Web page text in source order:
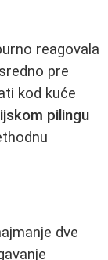
reagovala
pre
kod kuće
pilingu
dve